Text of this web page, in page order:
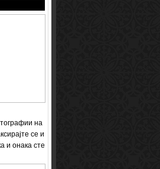
на
се и
и онака сте